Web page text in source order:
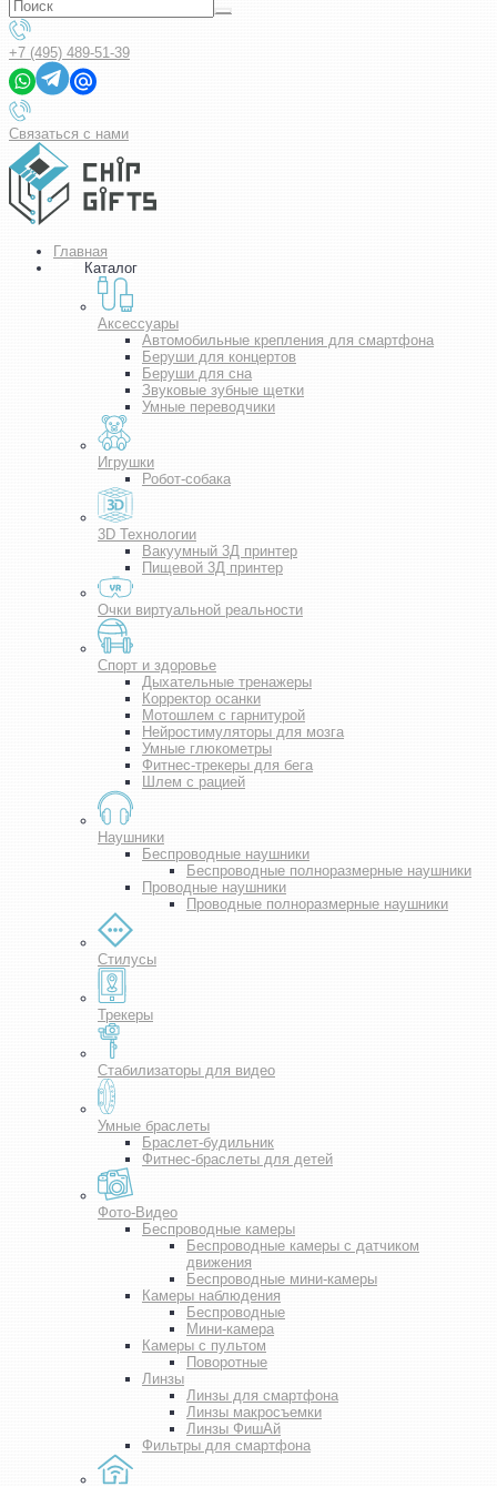
+7 (495) 489-51-39
Связаться с нами
Главная
Каталог
Аксессуары
Автомобильные крепления для смартфона
Беруши для концертов
Беруши для сна
Звуковые зубные щетки
Умные переводчики
Игрушки
Робот-собака
3D Технологии
Вакуумный 3Д принтер
Пищевой 3Д принтер
Очки виртуальной реальности
Спорт и здоровье
Дыхательные тренажеры
Корректор осанки
Мотошлем с гарнитурой
Нейростимуляторы для мозга
Умные глюкометры
Фитнес-трекеры для бега
Шлем с рацией
Наушники
Беспроводные наушники
Беспроводные полноразмерные наушники
Проводные наушники
Проводные полноразмерные наушники
Стилусы
Трекеры
Стабилизаторы для видео
Умные браслеты
Браслет-будильник
Фитнес-браслеты для детей
Фото-Видео
Беспроводные камеры
Беспроводные камеры с датчиком
движения
Беспроводные мини-камеры
Камеры наблюдения
Беспроводные
Мини-камера
Камеры с пультом
Поворотные
Линзы
Линзы для смартфона
Линзы макросъемки
Линзы ФишАй
Фильтры для смартфона